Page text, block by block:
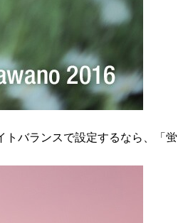
トバランスで設定するなら、「蛍